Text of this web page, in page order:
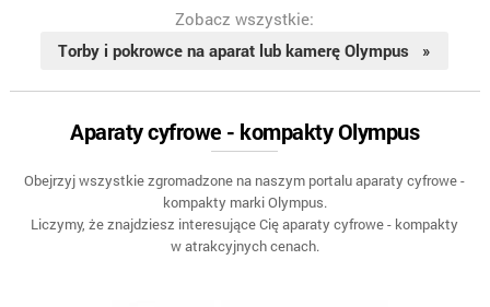
Zobacz wszystkie:
Torby i pokrowce na aparat lub kamerę Olympus »
Aparaty cyfrowe - kompakty Olympus
Obejrzyj wszystkie zgromadzone na naszym portalu aparaty cyfrowe -
kompakty marki Olympus.
Liczymy, że znajdziesz interesujące Cię aparaty cyfrowe - kompakty
w atrakcyjnych cenach.